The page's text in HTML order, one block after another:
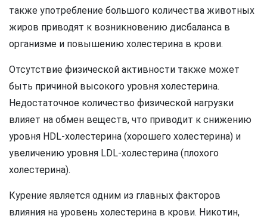
также употребление большого количества животных
жиров приводят к возникновению дисбаланса в
организме и повышению холестерина в крови.
Отсутствие физической активности также может
быть причиной высокого уровня холестерина.
Недостаточное количество физической нагрузки
влияет на обмен веществ, что приводит к снижению
уровня HDL-холестерина (хорошего холестерина) и
увеличению уровня LDL-холестерина (плохого
холестерина).
Курение является одним из главных факторов
влияния на уровень холестерина в крови. Никотин,